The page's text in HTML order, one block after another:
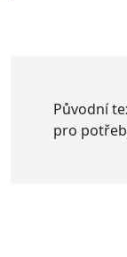
Původní
pro